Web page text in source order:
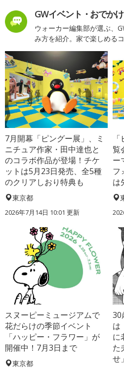
GWイベント・おでか
ウォーカー編集部が選ぶ、
み方を紹介。家で楽しめる
7月開幕「ピングー展」、ミ
ニチュア作家・田中達也と
のコラボ作品が登場！チケ
ットは5月23日発売、全5種
のクリアしおり特典も
東京都
2026年7月14日 10:01 更新
覧
ー
フ
は
スヌーピーミュージアムで
花だらけの季節イベント
「ハッピー・フラワー」が
開催中！7月3日まで
東京都
30
は
に
た
せ」